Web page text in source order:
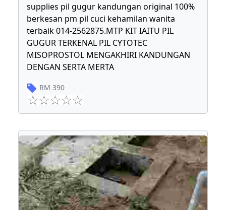
supplies pil gugur kandungan original 100%
berkesan pm pil cuci kehamilan wanita
terbaik 014-2562875.MTP KIT IAITU PIL
GUGUR TERKENAL PIL CYTOTEC
MISOPROSTOL MENGAKHIRI KANDUNGAN
DENGAN SERTA MERTA
RM 390